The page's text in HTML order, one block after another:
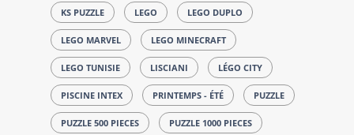
KS PUZZLE LEGO LEGO DUPLO
LEGO MARVEL LEGO MINECRAFT
LEGO TUNISIE LISCIANI LÉGO CITY
PISCINE INTEX PRINTEMPS - ÉTÉ PUZZLE
PUZZLE 500 PIECES PUZZLE 1000 PIECES